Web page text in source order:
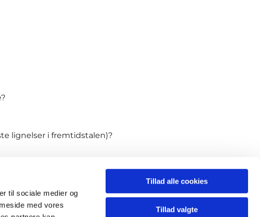
til sociale medier og
med vores
Tillad alle cookies
Tillad valgte
i fremtidstalen)?
- CVR.nr: 8334 5012